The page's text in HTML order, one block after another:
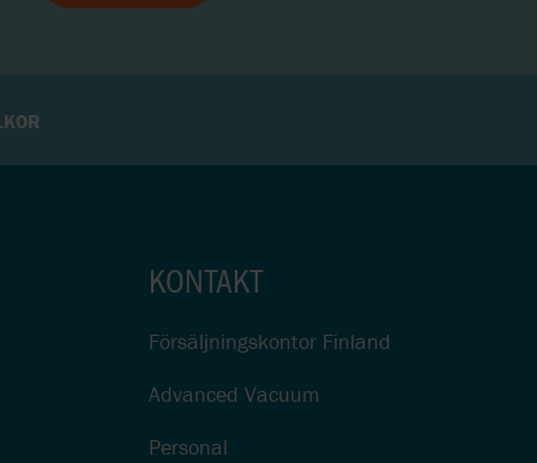
KONTAKT
Försäljningskontor Finland
Advanced Vacuum
Personal